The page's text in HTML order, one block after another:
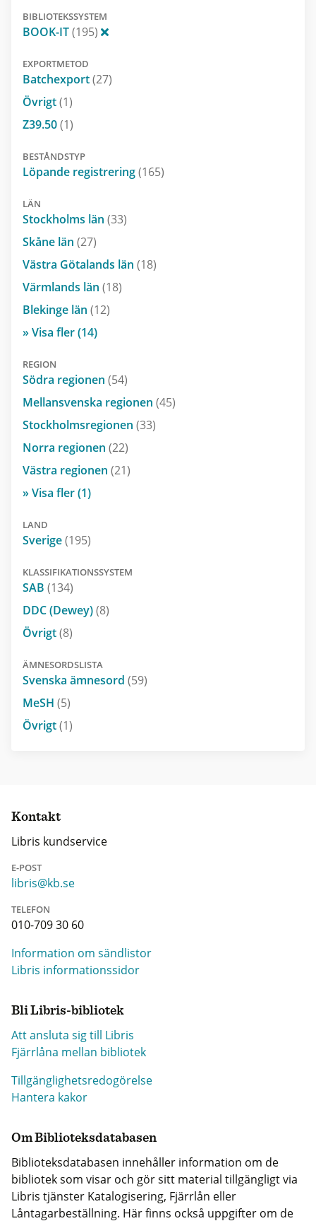
BIBLIOTEKSSYSTEM
BOOK-IT(195)
EXPORTMETOD
Batchexport(27)
Övrigt(1)
Z39.50(1)
BESTÅNDSTYP
Löpande registrering(165)
LÄN
Stockholms län (33)
Skåne län (27)
Västra Götalands län (18)
Värmlands län (18)
Blekinge län (12)
» Visa fler (14)
REGION
Södra regionen (54)
Mellansvenska regionen (45)
Stockholmsregionen (33)
Norra regionen (22)
Västra regionen (21)
» Visa fler (1)
LAND
Sverige(195)
KLASSIFIKATIONSSYSTEM
SAB (134)
DDC (Dewey)(8)
Övrigt(8)
ÄMNESORDSLISTA
Svenska ämnesord (59)
MeSH (5)
Övrigt(1)
Kontakt
Libris kundservice
E-POST
libris@kb.se
TELEFON
010-709 30 60
Information om sändlistor
Libris informationssidor
Bli Libris-bibliotek
Att ansluta sig till Libris
Fjärrlåna mellan bibliotek
Tillgänglighetsredogörelse
Hantera kakor
Om Biblioteksdatabasen
Biblioteksdatabasen innehåller information om de
bibliotek som visar och gör sitt material tillgängligt via
Libris tjänster Katalogisering, Fjärrlån eller
Låntagarbeställning. Här finns också uppgifter om de